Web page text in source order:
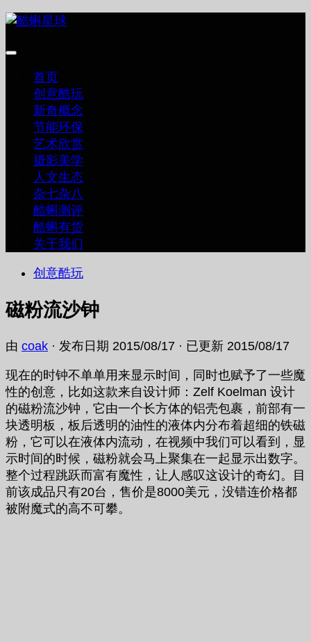
跳
内
首页
创意酷玩
新奇概念
节能环保
艺术欣赏
摄影美学
人文生态
杂七杂八
酷蝌测评
酷蝌有货
关于我们
创意酷玩
磁粉流沙钟
由 coak · 发布日期 2015/08/17 · 已更新 2015/08/17
现在的时钟不单单用来显示时间，同时也赋予了一些魔
性的创意，比如这款来自设计师：Zelf Koelman 设计
的磁粉流沙钟，它由一个长方体的铝壳包裹，前部有一
块透明板，板后透明的油性的液体内分布着超细的铁磁
粉，它可以在液体内流动，在视频中我们可以看到，显
示时间的时候，磁粉就会马上聚集在一起显示出数字。
整个过程跳跃而富有魔性，让人感叹这设计的奇幻。目
前该成品只有20台，售价是8000美元，没错连价格都
被附魔式的高不可攀。